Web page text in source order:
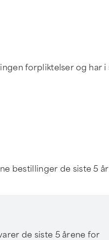
forpliktelser og har
bestillinger de siste 5
de siste 5 årene for